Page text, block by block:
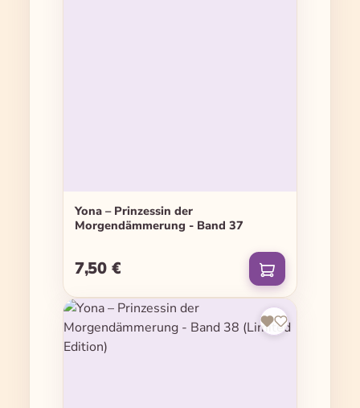
Yona – Prinzessin der
Morgendämmerung - Band 37
Regulärer Preis:
7,50 €